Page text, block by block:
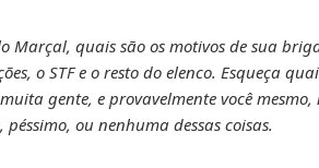
Marçal, quais são os motivos de sua
o STF e o resto do elenco. Esqueça
gente, e provavelmente você
ou nenhuma dessas coisas.